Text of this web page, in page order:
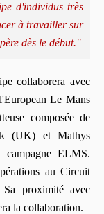
d'individus très
à travailler sur
dès le début."
collaborera avec
Le Mans
composée de
(UK) et Mathys
ELMS.
au Circuit
proximité avec
la collaboration.